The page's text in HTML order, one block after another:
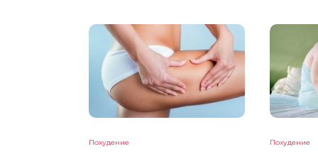
Похудение Похудение